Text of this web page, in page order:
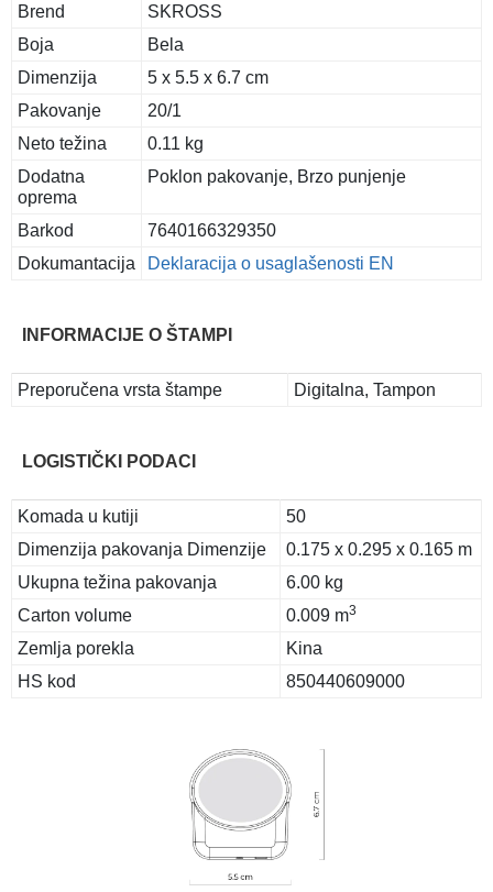
Brend
SKROSS
Boja
Bela
Dimenzija
5 x 5.5 x 6.7 cm
Pakovanje
20/1
Neto težina
0.11 kg
Dodatna
oprema
Poklon pakovanje, Brzo punjenje
Barkod
7640166329350
Dokumantacija
Deklaracija o usaglašenosti EN
INFORMACIJE O ŠTAMPI
Preporučena vrsta štampe Digitalna, Tampon
LOGISTIČKI PODACI
Komada u kutiji
50
Dimenzija pakovanja Dimenzije
0.175 x 0.295 x 0.165 m
Ukupna težina pakovanja
6.00 kg
Carton volume
0.009 m3
Zemlja porekla
Kina
HS kod
850440609000